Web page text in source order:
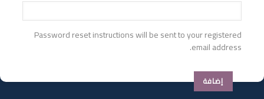
Password reset instructions will be sent to your registered
email address.